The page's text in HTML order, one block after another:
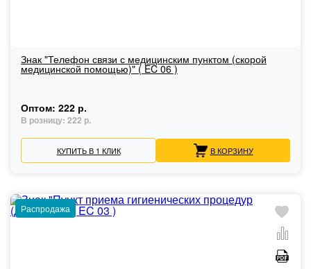
Знак "Телефон связи с медицинским пунктом (скорой
медицинской помощью)" ( EC 06 )
Оптом: 222 р.
В розницу: 222 р.
КУПИТЬ В 1 КЛИК В КОРЗИНУ
Распродажа